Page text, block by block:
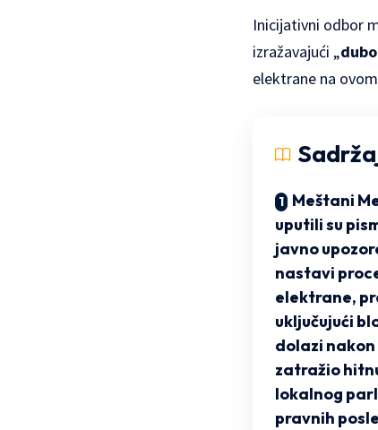
Inicijativni odbor
izražavajući „
elektrane na
Meštani
uputili su
javno
nastavi
elektrane,
uključujući
dolazi
zatražio
lokalnog
pravnih